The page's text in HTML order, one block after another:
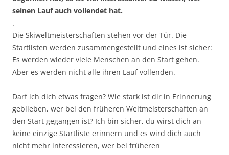
seinen Lauf auch vollendet hat.
.
Die Skiweltmeisterschaften stehen vor der Tür. Die
Startlisten werden zusammengestellt und eines ist sicher:
Es werden wieder viele Menschen an den Start gehen.
Aber es werden nicht alle ihren Lauf vollenden.
Darf ich dich etwas fragen? Wie stark ist dir in Erinnerung
geblieben, wer bei den früheren Weltmeisterschaften an
den Start gegangen ist? Ich bin sicher, du wirst dich an
keine einzige Startliste erinnern und es wird dich auch
nicht mehr interessieren, wer bei früheren